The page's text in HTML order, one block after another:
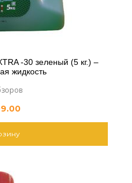
-30 зеленый (5 кг.) –
жидкость